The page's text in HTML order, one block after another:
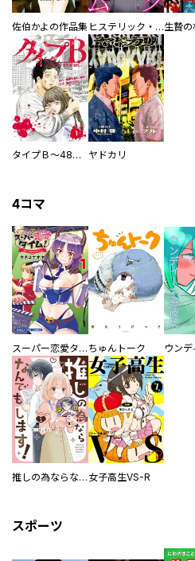
佐伯かよの作品集 ヒステリック・ハーレム～搾られる男と堕ちる女～【電子単行本版】
タイプＢ～48時間後、致死率100％～【単話】 ヤドカリ
4コマ
スーパー恋愛タイム！～現場でドＳな彼女は自宅でデレる～ ちゅんトーク
推しの為ならなんでもします！ 女子高生VS-R
スポーツ